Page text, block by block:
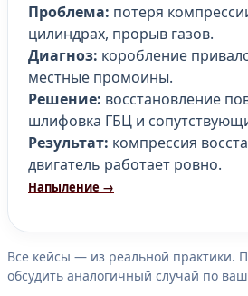
Проблема: потеря
цилиндрах, прорыв газов.
Диагноз: коробление
местные промоины.
Решение: восстановление
шлифовка ГБЦ и
Результат: компрессия
двигатель работает ровно.
Напыление →
Все кейсы — из реальной практики.
обсудить аналогичный случай по